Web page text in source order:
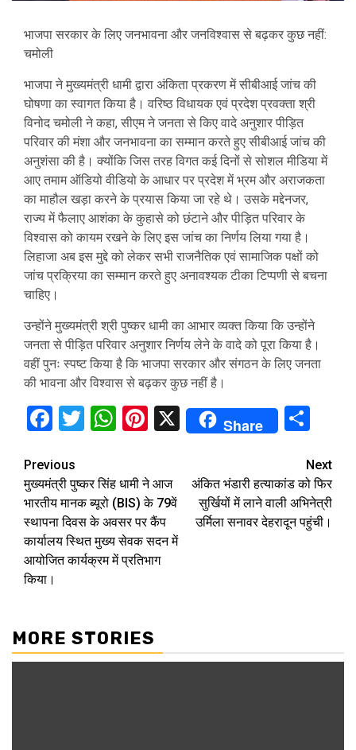
भाजपा सरकार के लिए जनभावना और जनविश्वास से बढ़कर कुछ नहीं:
चमोली
भाजपा ने मुख्यमंत्री धामी द्वारा अंकिता प्रकरण में सीबीआई जांच की
घोषणा का स्वागत किया है। वरिष्ठ विधायक एवं प्रदेश प्रवक्ता श्री
विनोद चमोली ने कहा, सीएम ने जनता से किए वादे अनुशार पीड़ित
परिवार की मंशा और जनभावना का सम्मान करते हुए सीबीआई जांच की
अनुशंसा की है। क्योंकि जिस तरह विगत कई दिनों से सोशल मीडिया में
आए तमाम ऑडियो वीडियो के आधार पर प्रदेश में भ्रम और अराजकता
का माहौल खड़ा करने के प्रयास किया जा रहे थे। उसके मद्देनजर,
राज्य में फैलाए आशंका के कुहासे को छंटाने और पीड़ित परिवार के
विश्वास को कायम रखने के लिए इस जांच का निर्णय लिया गया है।
लिहाजा अब इस मुद्दे को लेकर सभी राजनैतिक एवं सामाजिक पक्षों को
जांच प्रक्रिया का सम्मान करते हुए अनावश्यक टीका टिप्पणी से बचना
चाहिए।
उन्होंने मुख्यमंत्री श्री पुष्कर धामी का आभार व्यक्त किया कि उन्होंने
जनता से पीड़ित परिवार अनुशार निर्णय लेने के वादे को पूरा किया है।
वहीं पुनः स्पष्ट किया है कि भाजपा सरकार और संगठन के लिए जनता
की भावना और विश्वास से बढ़कर कुछ नहीं है।
Facebook
Twitter
WhatsApp
Pinterest
X Share
Continue
Reading
Previous
मुख्यमंत्री पुष्कर सिंह धामी ने आज
भारतीय मानक ब्यूरो (BIS) के 79वें
स्थापना दिवस के अवसर पर कैंप
कार्यालय स्थित मुख्य सेवक सदन में
आयोजित कार्यक्रम में प्रतिभाग
किया।
Next
अंकित भंडारी हत्याकांड को फिर
सुर्खियों में लाने वाली अभिनेत्री
उर्मिला सनावर देहरादून पहुंची।
MORE STORIES